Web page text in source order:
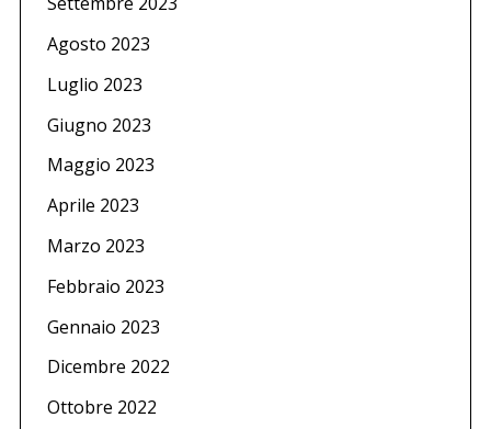
Agosto 2023
Luglio 2023
Giugno 2023
Maggio 2023
Aprile 2023
Marzo 2023
Febbraio 2023
Gennaio 2023
Dicembre 2022
Ottobre 2022
e
r
c
f
r